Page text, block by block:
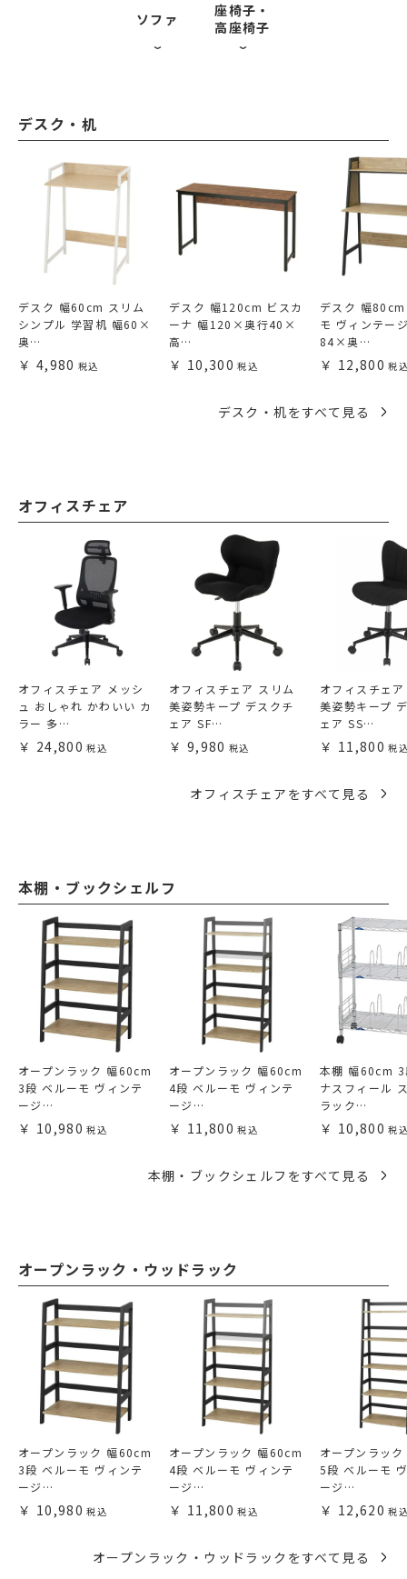
ソファ
座椅子・
高座椅子
デスク・机
デスク 幅60cm スリム
シンプル 学習机 幅60×
奥…
4,980
デスク 幅120cm ビスカ
ーナ 幅120×奥行40×
高…
10,300
デスク 幅
モ ヴィンテー
84×奥…
12,800
デスク・机をすべて見る
オフィスチェア
オフィスチェア メッシ
ュ おしゃれ かわいい カ
ラー 多…
24,800
オフィスチェア スリム
美姿勢キープ デスクチ
ェア SF…
9,980
オフィスチェ
美姿勢キープ
ェア SS…
11,800
オフィスチェアをすべて見る
本棚・ブックシェルフ
オープンラック 幅60cm
3段 ベルーモ ヴィンテ
ージ…
10,980
オープンラック 幅60cm
4段 ベルーモ ヴィンテ
ージ…
11,800
本棚 幅60cm 3
ナスフィール
ラック…
10,800
本棚・ブックシェルフをすべて見る
オープンラック・ウッドラック
オープンラック 幅60cm
3段 ベルーモ ヴィンテ
ージ…
10,980
オープンラック 幅60cm
4段 ベルーモ ヴィンテ
ージ…
11,800
オープンラッ
5段 ベルーモ
ージ…
12,620
オープンラック・ウッドラックをすべて見る